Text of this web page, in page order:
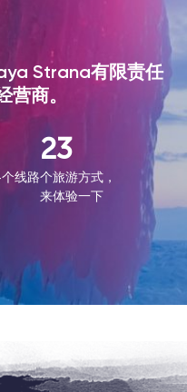
Strana有限责任
营商。
线路
23
个旅游方式，
来体验一下